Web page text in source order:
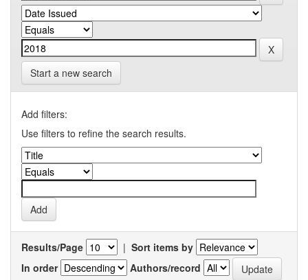
Start a new search
Add filters:
Use filters to refine the search results.
Results/Page | Sort items by
In order
Authors/record